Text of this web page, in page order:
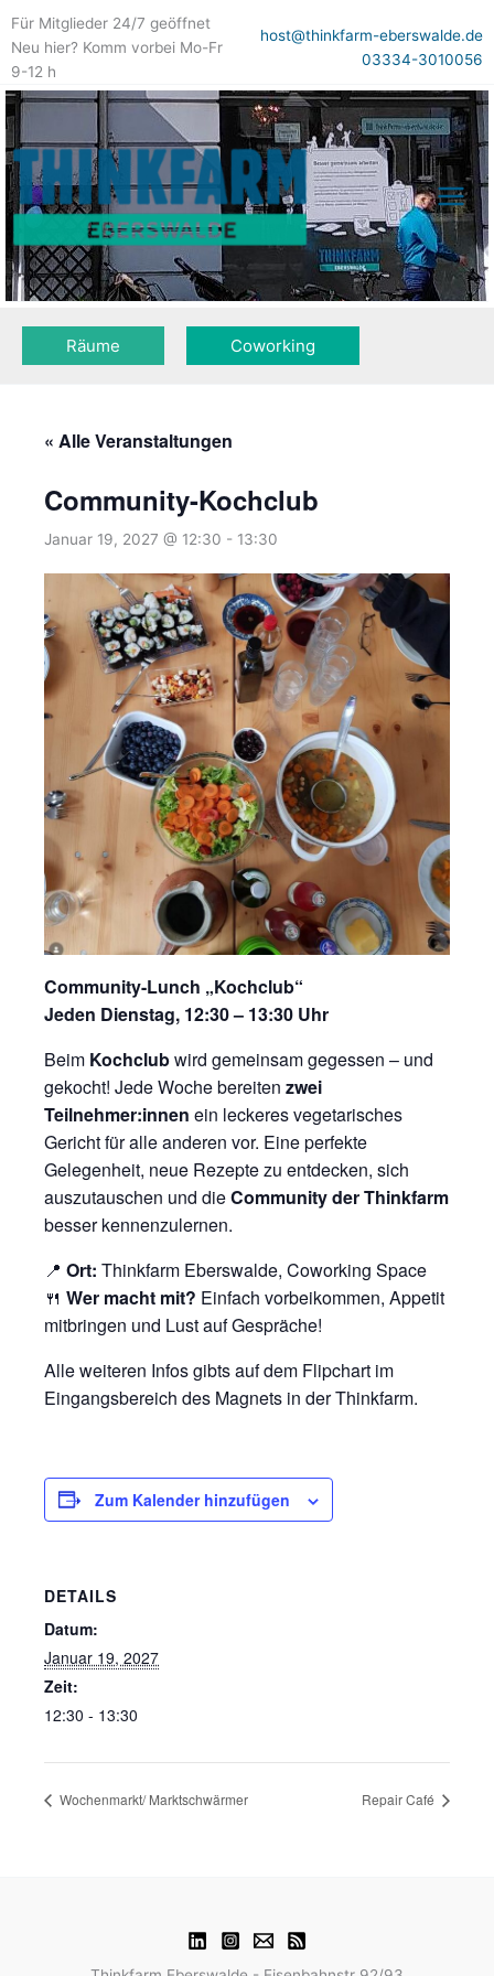
Für Mitglieder 24/7 geöffnet
Neu hier? Komm vorbei Mo-Fr
9-12 h
host@thinkfarm-eberswalde.de
03334-3010056
Räume Coworking
« Alle Veranstaltungen
Community-Kochclub
Januar 19, 2027 @ 12:30 - 13:30
Community-Lunch „Kochclub“
Jeden Dienstag, 12:30 – 13:30 Uhr
Beim Kochclubwird gemeinsam gegessen – und
gekocht! Jede Woche bereiten zwei
Teilnehmer:innen ein leckeres vegetarisches
Gericht für alle anderen vor. Eine perfekte
Gelegenheit, neue Rezepte zu entdecken, sich
auszutauschen und dieCommunity der Thinkfarm
besser kennenzulernen.
📍 Ort: Thinkfarm Eberswalde, Coworking Space
🍴 Wer macht mit? Einfach vorbeikommen, Appetit
mitbringen und Lust auf Gespräche!
Alle weiteren Infos gibts auf dem Flipchart im
Eingangsbereich des Magnets in der Thinkfarm.
Zum Kalender hinzufügen
DETAILS
Datum:
Januar 19, 2027
Zeit:
12:30 - 13:30
Wochenmarkt/ Marktschwärmer Repair Café